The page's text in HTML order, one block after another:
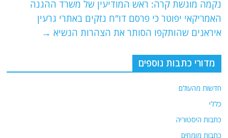
k
נקמה מוגשת קרה: ראש המודיעין של משרד ההגנה
האמריקאי יפוטר כי פרסם דו"ח נזקים באתרי גרעין
איראנים שהותקפו הסותר את הצהרות הנשיא →
מדורי כתבות נוספים
חדשות מהעולם
כללי
כתבות היסטוריה
כתבות מומחים